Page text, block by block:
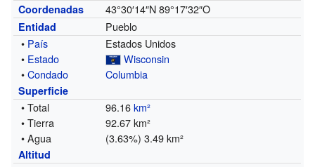
Coordenadas 43°30′14″N 89°17′32″O
Entidad
Pueblo
• País
Estados Unidos
• Estado
Wisconsin
•Condado Columbia
Superficie
• Total 96.16km²
• Tierra
92.67 km²
• Agua
(3.63%) 3.49 km²
Altitud